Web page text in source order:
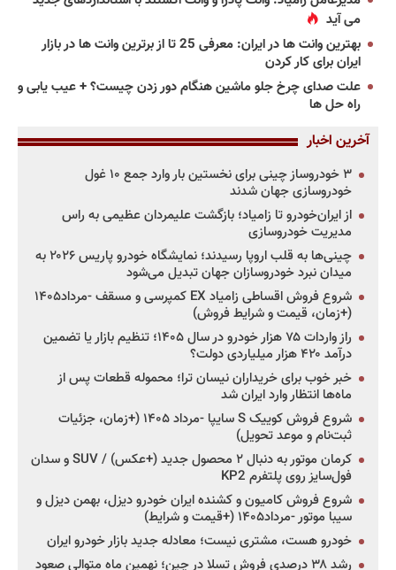
می آید
بهترین وانت ها در ایران: معرفی 25 تا از برترین وانت ها در بازار
ایران برای کار کردن
علت صدای چرخ جلو ماشین هنگام دور زدن چیست؟ + عیب یابی و
راه حل ها
آخرین اخبار
۳ خودروساز چینی برای نخستین بار وارد جمع ۱۰ غول
خودروسازی جهان شدند
از ایران‌خودرو تا زامیاد؛ بازگشت علیمردان عظیمی به راس
مدیریت خودروسازی
چینی‌ها به قلب اروپا رسیدند؛ نمایشگاه خودرو پاریس ۲۰۲۶ به
میدان نبرد خودروسازان جهان تبدیل می‌شود
شروع فروش اقساطی زامیاد EX کمپرسی و مسقف -مرداد۱۴۰۵
(+زمان، قیمت و شرایط فروش)
راز واردات ۷۵ هزار خودرو در سال ۱۴۰۵؛ تنظیم بازار یا تضمین
درآمد ۴۲۰ هزار میلیاردی دولت؟
خبر خوب برای خریداران نیسان ترا؛ محموله قطعات پس از
ماه‌ها انتظار وارد ایران شد
شروع فروش کوییک S سایپا -مرداد ۱۴۰۵ (+زمان، جزئیات
ثبت‌نام و موعد تحویل)
کرمان موتور به دنبال ۲ محصول جدید (+عکس) / SUV و سدان
فول‌سایز روی پلتفرم KP2
شروع فروش کامیون و کشنده ایران خودرو دیزل، بهمن دیزل و
سیبا موتور -مرداد۱۴۰۵ (+قیمت و شرایط)
خودرو هست، مشتری نیست؛ معادله جدید بازار خودرو ایران
رشد ۳۸ درصدی فروش تسلا در چین؛ نهمین ماه متوالی صعود